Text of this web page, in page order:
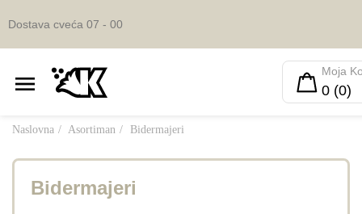
Dostava cveća 07 - 00
Moja
0 (0)
Naslovna Asortiman Bidermajeri
Bidermajeri